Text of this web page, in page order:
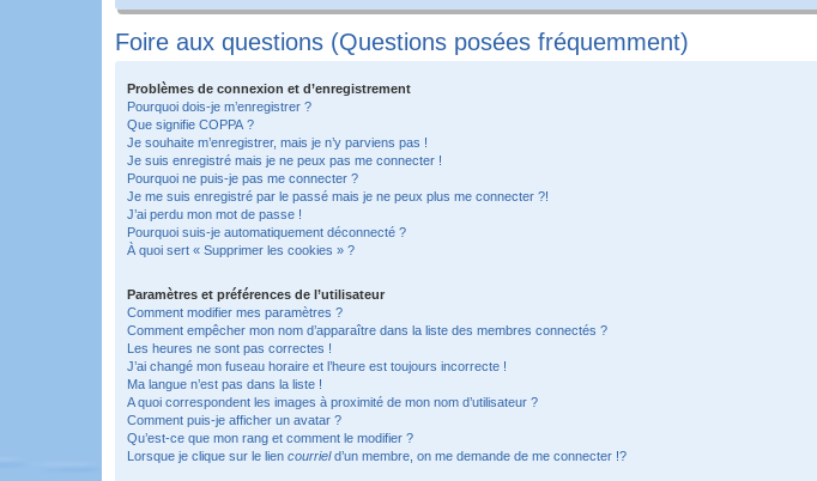
Foire aux questions (Questions posées fréquemment)
Problèmes de connexion et d’enregistrement
Pourquoi dois-je m’enregistrer ?
Que signifie COPPA ?
Je souhaite m’enregistrer, mais je n’y parviens pas !
Je suis enregistré mais je ne peux pas me connecter !
Pourquoi ne puis-je pas me connecter ?
Je me suis enregistré par le passé mais je ne peux plus me connecter ?!
J’ai perdu mon mot de passe !
Pourquoi suis-je automatiquement déconnecté ?
À quoi sert « Supprimer les cookies » ?
Paramètres et préférences de l’utilisateur
Comment modifier mes paramètres ?
Comment empêcher mon nom d’apparaître dans la liste des membres connectés ?
Les heures ne sont pas correctes !
J’ai changé mon fuseau horaire et l’heure est toujours incorrecte !
Ma langue n’est pas dans la liste !
A quoi correspondent les images à proximité de mon nom d’utilisateur ?
Comment puis-je afficher un avatar ?
Qu’est-ce que mon rang et comment le modifier ?
Lorsque je clique sur le lien courrield’un membre, on me demande de me connecter !?